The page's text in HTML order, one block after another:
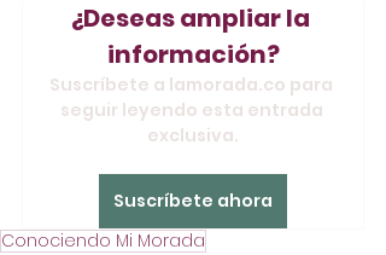
¿Deseas ampliar la
información?
Suscríbete a lamorada.co para
seguir leyendo esta entrada
exclusiva.
Suscríbete ahora
Conociendo Mi Morada